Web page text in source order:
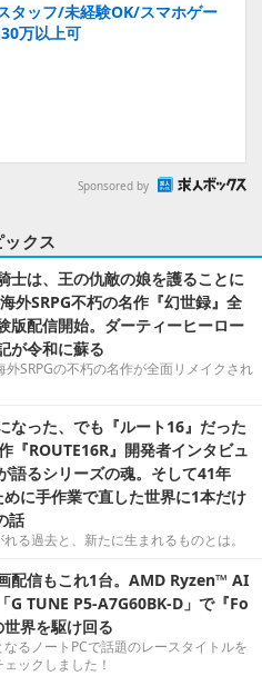
タッフ/未経験OK/スマホゲー
万以上可
Sponsored by
ックス
士は、王の仇敵の娘を護ることに
外SRPG不朽の名作『幻世録』全
版配信開始。ダーティーヒーロー
が令和に蘇る
SRPGの不朽の名作が全面リメイクされ
なった、でも『ルート16』だった
『ROUTE16R』開発者インタビュ
語るシリーズの魂。そして41年
に手作業で直した世界に1本だけ
話
る過去と、新たに生まれるものとは。
配信もこれ1台。AMD Ryzen™ AI
G TUNE P5-A7G60BK-D」で『Fo
界を駆け回る
るノートPCで話題のレースタイトルを
ックしました！